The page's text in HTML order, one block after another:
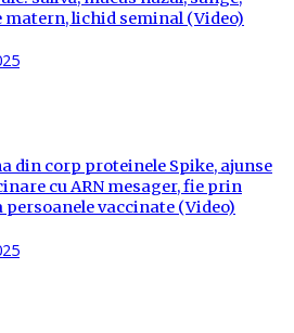
matern, lichid seminal (Video)
din corp proteinele Spike, ajunse
cu ARN mesager, fie prin
vaccinate (Video)